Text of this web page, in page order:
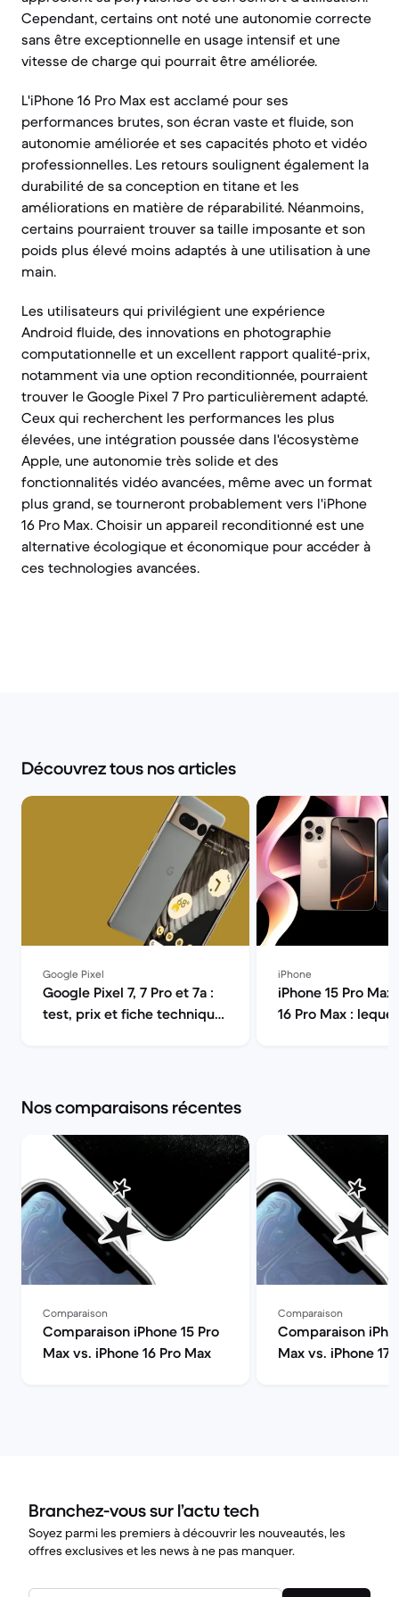
Cependant, certains ont noté une autonomie correcte
sans être exceptionnelle en usage intensif et une
vitesse de charge qui pourrait être améliorée.
L'iPhone 16 Pro Max est acclamé pour ses
performances brutes, son écran vaste et fluide, son
autonomie améliorée et ses capacités photo et vidéo
professionnelles. Les retours soulignent également la
durabilité de sa conception en titane et les
améliorations en matière de réparabilité. Néanmoins,
certains pourraient trouver sa taille imposante et son
poids plus élevé moins adaptés à une utilisation à une
main.
Les utilisateurs qui privilégient une expérience
Android fluide, des innovations en photographie
computationnelle et un excellent rapport qualité-prix,
notamment via une option reconditionnée, pourraient
trouver le Google Pixel 7 Pro particulièrement adapté.
Ceux qui recherchent les performances les plus
élevées, une intégration poussée dans l'écosystème
Apple, une autonomie très solide et des
fonctionnalités vidéo avancées, même avec un format
plus grand, se tourneront probablement vers l'iPhone
16 Pro Max. Choisir un appareil reconditionné est une
alternative écologique et économique pour accéder à
ces technologies avancées.
Découvrez tous nos articles
Google Pixel
Google Pixel 7, 7 Pro et 7a :
test, prix et fiche technique
iPhone
iPhone 15 Pro
16 Pro Max :
Nos comparaisons récentes
Comparaison
Comparaison iPhone 15 Pro
Max vs. iPhone 16 Pro Max
Comparaison
Comparaison
Max vs. iPhone 17
Branchez-vous sur l’actu tech
Soyez parmi les premiers à découvrir les nouveautés, les
offres exclusives et les news à ne pas manquer.